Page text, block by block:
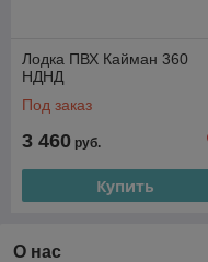
Лодка ПВХ Кайман 360
НДНД
Под заказ
3 460 руб.
Купить
О нас